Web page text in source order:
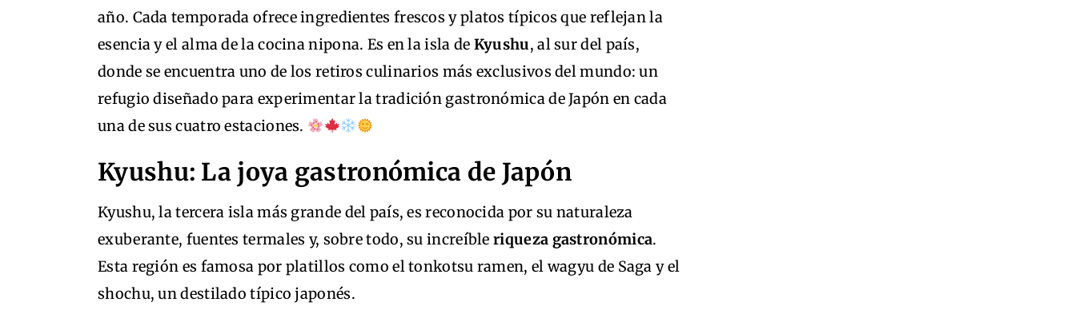
año. Cada temporada ofrece ingredientes frescos y platos típicos que reflejan la
esencia y el alma de la cocina nipona. Es en la isla de Kyushu, al sur del país,
donde se encuentra uno de los retiros culinarios más exclusivos del mundo: un
refugio diseñado para experimentar la tradición gastronómica de Japón en cada
una de sus cuatro estaciones.
Kyushu: La joya gastronómica de Japón
Kyushu, la tercera isla más grande del país, es reconocida por su naturaleza
exuberante, fuentes termales y, sobre todo, su increíbleriqueza gastronómica.
Esta región es famosa por platillos como el tonkotsu ramen, el wagyu de Saga y el
shochu, un destilado típico japonés.